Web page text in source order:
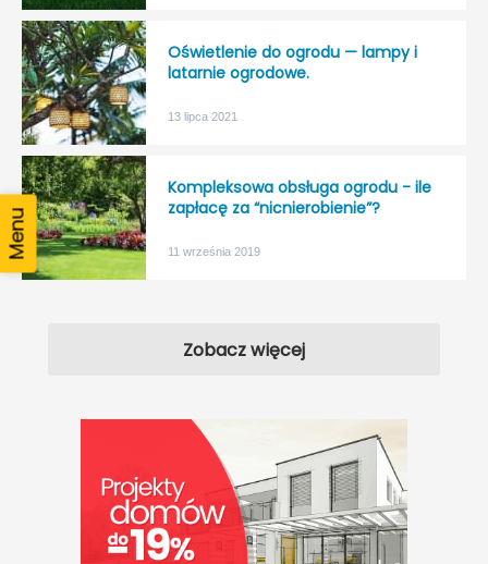
Oświetlenie do ogrodu — lampy i
latarnie ogrodowe.
13 lipca 2021
Kompleksowa obsługa ogrodu - ile
zapłacę za “nicnierobienie”?
11 września 2019
Zobacz więcej